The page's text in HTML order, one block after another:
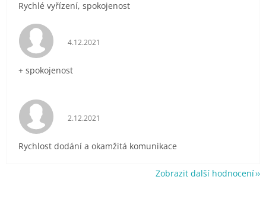
Rychlé vyřízení, spokojenost
Hodnocení obchodu je 5 z 5 hvězdiček.
4.12.2021
+ spokojenost
Hodnocení obchodu je 5 z 5 hvězdiček.
2.12.2021
Rychlost dodání a okamžitá komunikace
Zobrazit další hodnocení